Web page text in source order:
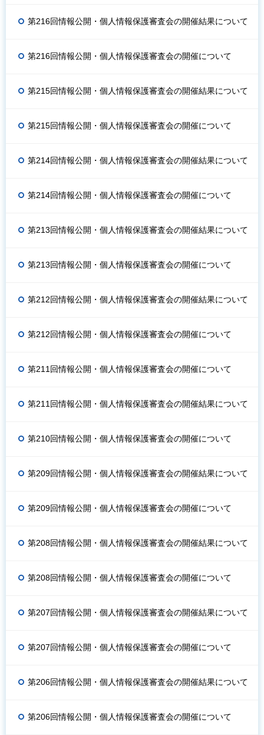
第216回情報公開・個人情報保護審査会の開催結果について
第216回情報公開・個人情報保護審査会の開催について
第215回情報公開・個人情報保護審査会の開催結果について
第215回情報公開・個人情報保護審査会の開催について
第214回情報公開・個人情報保護審査会の開催結果について
第214回情報公開・個人情報保護審査会の開催について
第213回情報公開・個人情報保護審査会の開催結果について
第213回情報公開・個人情報保護審査会の開催について
第212回情報公開・個人情報保護審査会の開催結果について
第212回情報公開・個人情報保護審査会の開催について
第211回情報公開・個人情報保護審査会の開催について
第211回情報公開・個人情報保護審査会の開催結果について
第210回情報公開・個人情報保護審査会の開催について
第209回情報公開・個人情報保護審査会の開催結果について
第209回情報公開・個人情報保護審査会の開催について
第208回情報公開・個人情報保護審査会の開催結果について
第208回情報公開・個人情報保護審査会の開催について
第207回情報公開・個人情報保護審査会の開催結果について
第207回情報公開・個人情報保護審査会の開催について
第206回情報公開・個人情報保護審査会の開催結果について
第206回情報公開・個人情報保護審査会の開催について